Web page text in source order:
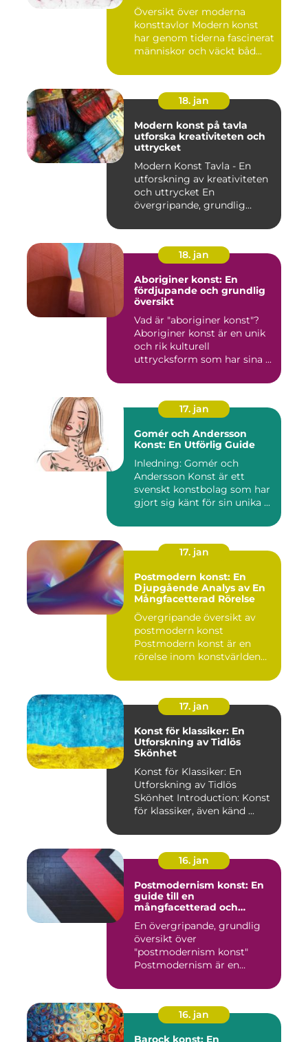
Översikt över moderna
konsttavlor Modern konst
har genom tiderna fascinerat
människor och väckt båd...
18. jan
Modern konst på tavla
utforska kreativiteten och
uttrycket
Modern Konst Tavla - En
utforskning av kreativiteten
och uttrycket En
övergripande, grundlig
18. jan
Aboriginer konst: En
fördjupande och grundlig
översikt
Vad är "aboriginer konst"?
Aboriginer konst är en unik
och rik kulturell
uttrycksform som har sina ...
17. jan
Gomér och Andersson
Konst: En Utförlig Guide
Inledning: Gomér och
Andersson Konst är ett
svenskt konstbolag som har
gjort sig känt för sin unika ...
17. jan
Postmodern konst: En
Djupgående Analys av En
Mångfacetterad Rörelse
Övergripande översikt av
postmodern konst
Postmodern konst är en
rörelse inom konstvärlden
17. jan
Konst för klassiker: En
Utforskning av Tidlös
Skönhet
Konst för Klassiker: En
Utforskning av Tidlös
Skönhet Introduction: Konst
för klassiker, även känd ...
16. jan
Postmodernism konst: En
guide till en
mångfacetterad och
En övergripande, grundlig
översikt över
"postmodernism konst"
Postmodernism är en
16. jan
Barock konst: En